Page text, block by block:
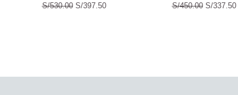
S/530.00S/397.50 S/450.00S/337.50